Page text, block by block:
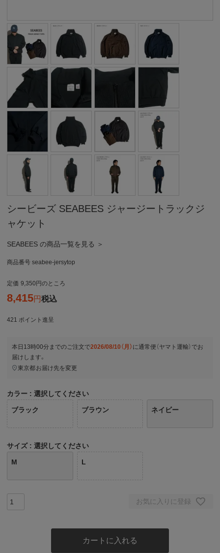
シービーズ SEABEES ジャージートラックジ
ャケット
SEABEES の商品一覧を見る ＞
商品番号 seabee-jersytop
定価 9,350 のところ
8,415 税込
421 ポイント進呈
本日 13時00分 までのご注文で2026/08/10（月） に通常便（ヤマト運輸） でお
届けします。
東京都お届け先を変更
カラー 選択してください
ブラック ブラウン ネイビー
サイズ 選択してください
M L
お気に入りに登録
カートに入れる